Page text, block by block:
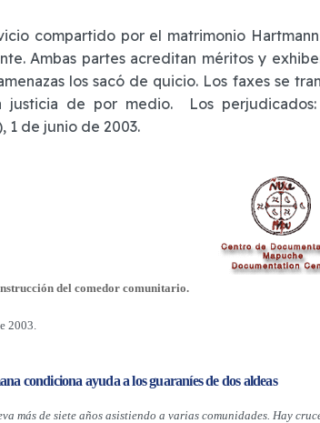
compartido por el matrimonio
Ambas partes acreditan méritos y
los sacó de quicio. Los faxes se
justicia de por medio. Los perjudicados:
1 de junio de 2003.
del comedor comunitario.
2003.
condiciona ayuda a los guaraníes de dos aldeas
más de siete años asistiendo a varias comunidades. Hay